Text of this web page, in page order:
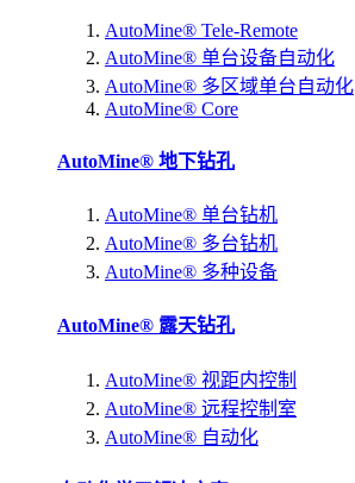
AutoMine® Tele-Remote
AutoMine® 单台设备自动化
AutoMine® 多区域单台自动化
AutoMine® Core
AutoMine® 地下钻孔
AutoMine® 单台钻机
AutoMine® 多台钻机
AutoMine® 多种设备
AutoMine® 露天钻孔
AutoMine® 视距内控制
AutoMine® 远程控制室
AutoMine® 自动化